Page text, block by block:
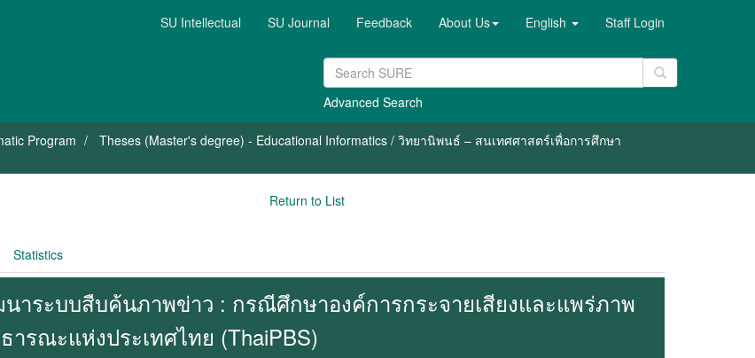
SU Intellectual SU Journal Feedback About Us English Staff Login
Advanced Search
Program
Theses (Master's degree) - Educational Informatics / วิทยานิพนธ์ – สนเทศศาสตร์เพื่อการศึกษา
Return to List
Statistics
าระบบสืบค้นภาพข่าว : กรณีศึกษาองค์การกระจายเสียงและแพร่ภาพ
ารณะแห่งประเทศไทย (ThaiPBS)